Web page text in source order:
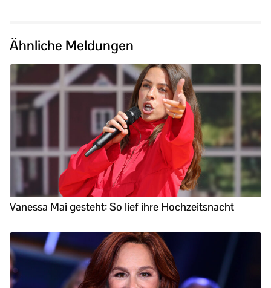
Ähnliche Meldungen
Vanessa Mai gesteht: So lief ihre Hochzeitsnacht